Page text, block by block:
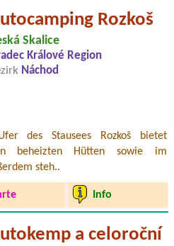
Rozkoš
Skalice
Králové Region
Náchod
des Stausees Rozkoš bietet
beheizten Hütten sowie im
steh..
Info
a celoroční